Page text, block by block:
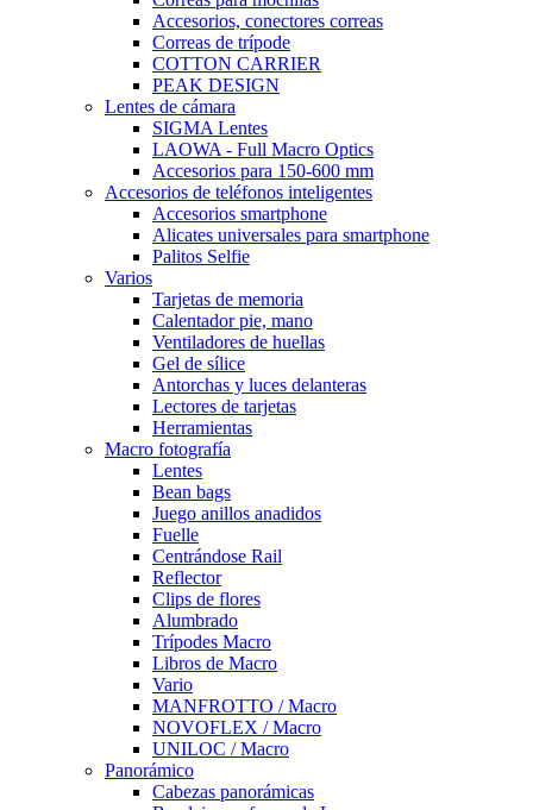
Accesorios, conectores correas
Correas de trípode
COTTON CARRIER
PEAK DESIGN
Lentes de cámara
SIGMA Lentes
LAOWA - Full Macro Optics
Accesorios para 150-600 mm
Accesorios de teléfonos inteligentes
Accesorios smartphone
Alicates universales para smartphone
Palitos Selfie
Varios
Tarjetas de memoria
Calentador pie, mano
Ventiladores de huellas
Gel de sílice
Antorchas y luces delanteras
Lectores de tarjetas
Herramientas
Macro fotografía
Lentes
Bean bags
Juego anillos anadidos
Fuelle
Centrándose Rail
Reflector
Clips de flores
Alumbrado
Trípodes Macro
Libros de Macro
Vario
MANFROTTO / Macro
NOVOFLEX / Macro
UNILOC / Macro
Panorámico
Cabezas panorámicas